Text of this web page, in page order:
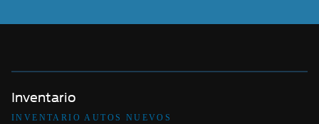
Inventario
INVENTARIO AUTOS NUEVOS